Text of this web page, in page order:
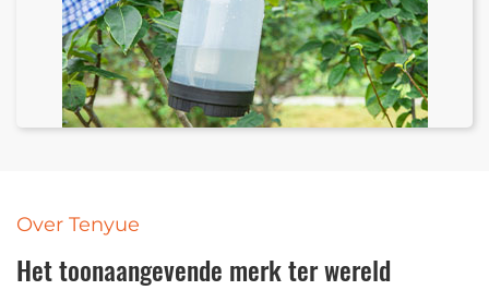
Het toonaangevende merk ter wereld
Over Tenyue